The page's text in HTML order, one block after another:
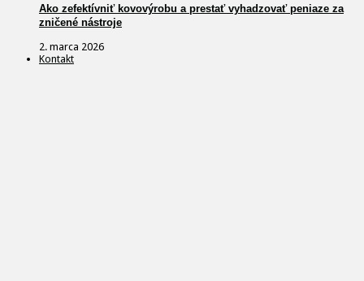
Ako zefektívniť kovovýrobu a prestať vyhadzovať peniaze za
zničené nástroje
2. marca 2026
Kontakt